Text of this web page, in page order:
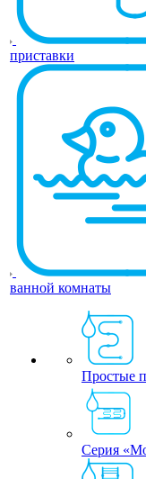
приставки
ванной комнаты
Простые
Серия